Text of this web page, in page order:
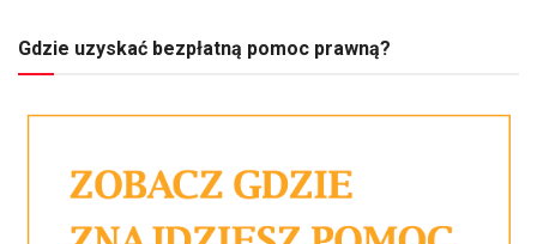
Gdzie uzyskać bezpłatną pomoc prawną?